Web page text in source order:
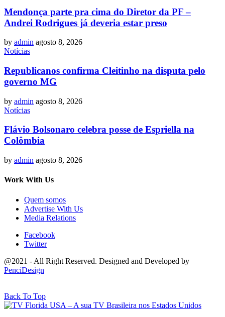
Mendonça parte pra cima do Diretor da PF –
Andrei Rodrigues já deveria estar preso
by admin agosto 8, 2026
Notícias
Republicanos confirma Cleitinho na disputa pelo
governo MG
by admin agosto 8, 2026
Notícias
Flávio Bolsonaro celebra posse de Espriella na
Colômbia
by admin agosto 8, 2026
Work With Us
Quem somos
Advertise With Us
Media Relations
Facebook
Twitter
@2021 - All Right Reserved. Designed and Developed by
PenciDesign
Back To Top